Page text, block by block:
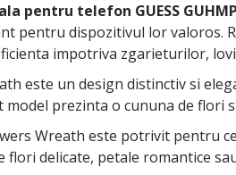
pentru telefon GUESS
pentru dispozitivul lor valoros.
impotriva zgarieturilor,
este un design distinctiv si
model prezinta o cununa de flori
Wreath este potrivit pentru
flori delicate, petale romantice